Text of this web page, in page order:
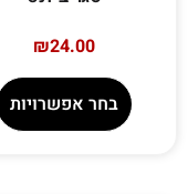
₪24.00
בחר אפשרויות